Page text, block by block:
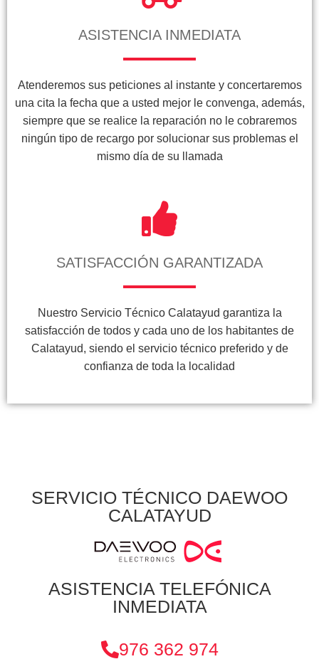
ASISTENCIA INMEDIATA
Atenderemos sus peticiones al instante y concertaremos
una cita la fecha que a usted mejor le convenga, además,
siempre que se realice la reparación no le cobraremos
ningún tipo de recargo por solucionar sus problemas el
mismo día de su llamada
SATISFACCIÓN GARANTIZADA
Nuestro Servicio Técnico Calatayud garantiza la
satisfacción de todos y cada uno de los habitantes de
Calatayud, siendo el servicio técnico preferido y de
confianza de toda la localidad
SERVICIO TÉCNICO DAEWOO
CALATAYUD
ASISTENCIA TELEFÓNICA
INMEDIATA
976 362 974